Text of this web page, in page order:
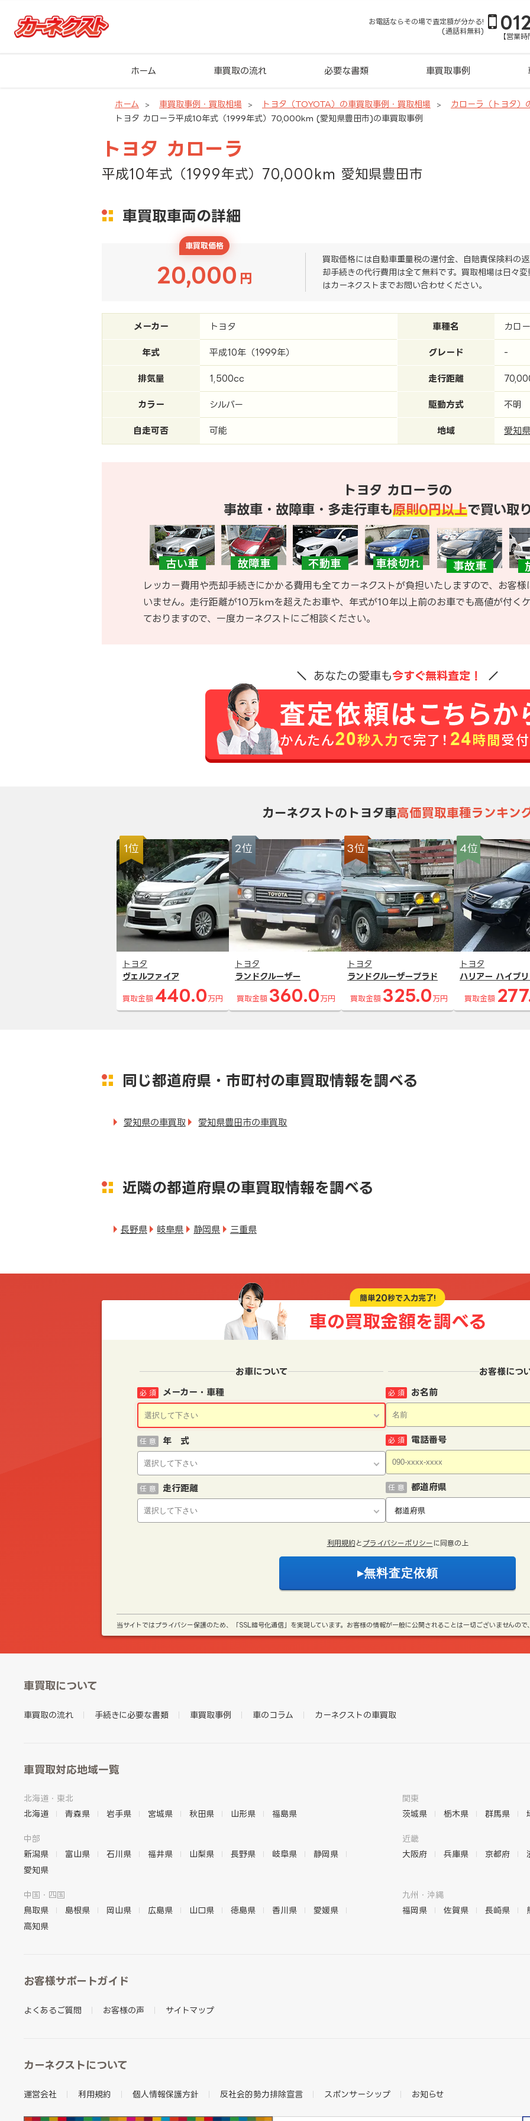
お電話ならその場で査定額が分かる!
(通話料無料)
【営業
ホーム 車買取の流れ 必要な書類 車買取事例
ホーム 車買取事例・買取相場 トヨタ（TOYOTA）の車買取事例・買取相場
カローラ（トヨタ）
トヨタ カローラ平成10年式（1999年式）70,000km (愛知県豊田市)の車買取事例
トヨタ カローラ
平成10年式（1999年式）70,000km 愛知県豊田市
車買取車両の詳細
車買取価格
20,000 円
買取価格には自動車重量税の還付金、自賠責保険料の
却手続きの代行費用は全て無料です。買取相場は日々
はカーネクストまでお問い合わせください。
メーカー トヨタ 車種名 カロ
年式 平成10年（1999年） グレード -
排気量 1,500cc 走行距離
カラー シルバー 駆動方式 不明
自走可否 可能 地域 愛知県
トヨタ カローラの
事故車・故障車・多走行車も原則0円以上で買い取
レッカー費用や売却手続きにかかる費用も全てカーネクストが負担いたしますので、お客
いません。走行距離が10万kmを超えたお車や、年式が10年以上前のお車でも高値が付く
ておりますので、一度カーネクストにご相談ください。
あなたの愛車も今すぐ無料査定！
カーネクストのトヨタ車高価買取車種ランキン
1位
トヨタ
ヴェルファイア
買取金額 440.0 万円
2位
トヨタ
ランドクルーザー
買取金額 360.0 万円
3位
トヨタ
ランドクルーザープラド
買取金額 325.0 万円
4位
トヨタ
ハリアー ハイブ
買取金額
同じ都道府県・市町村の車買取情報を調べる
愛知県の車買取 愛知県豊田市の車買取
近隣の都道府県の車買取情報を調べる
長野県 岐阜県 静岡県 三重県
簡単20秒で入力完了!
車の買取金額を調べる
お車について
メーカー・車種
必 須
年 式
任 意
走行距離
任 意
お客様につ
お名前
必 須
電話番号
必 須
都道府県
任 意
利用規約 と プライバシーポリシー に同意の上
当サイトではプライバシー保護のため、「SSL暗号化通信」を実現しています。お客様の情報が一般に公開されることは一切ございませんの
車買取について
車買取の流れ 手続きに必要な書類 車買取事例 車のコラム カーネクストの車買取
車買取対応地域一覧
北海道・東北
北海道
青森県 岩手県 宮城県 秋田県 山形県 福島県
関東
茨城県
栃木県 群馬県
中部
新潟県
富山県 石川県 福井県 山梨県 長野県 岐阜県
静岡県
愛知県
近畿
大阪府
兵庫県 京都府
中国・四国
鳥取県
島根県 岡山県 広島県 山口県 徳島県 香川県
愛媛県
高知県
九州・沖縄
福岡県
佐賀県 長崎県
お客様サポートガイド
よくあるご質問 お客様の声 サイトマップ
カーネクストについて
運営会社 利用規約 個人情報保護方針 反社会的勢力排除宣言 スポンサーシップ お知らせ